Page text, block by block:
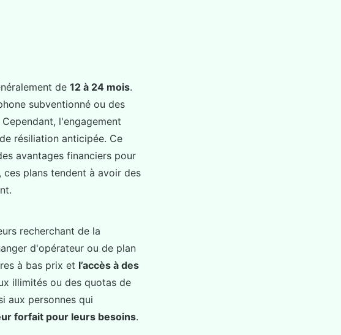
de 12 à 24 mois.
subventionné ou des
l'engagement
résiliation anticipée. Ce
avantages financiers pour
plans tendent à avoir des
recherchant de la
d'opérateur ou de plan
à bas prix et l’accès à des
illimités ou des quotas de
aux personnes qui
forfait pour leurs besoins.